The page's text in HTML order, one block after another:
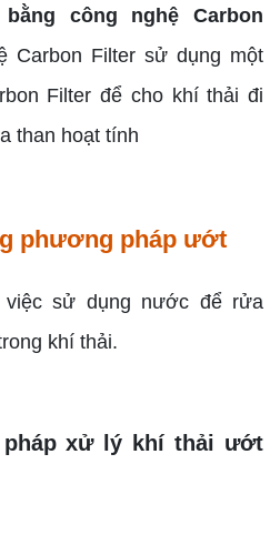
công nghệ Carbon
Carbon Filter sử dụng một
Filter để cho khí thải đi
than hoạt tính
phương pháp ướt
sử dụng nước để rửa
khí thải.
xử lý khí thải ướt